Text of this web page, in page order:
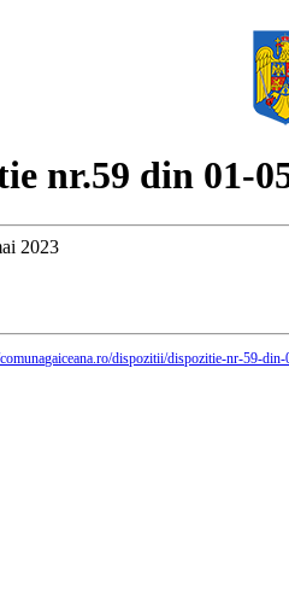
nr.59 din 01-
2023
dispozitii/dispozitie-nr-59-